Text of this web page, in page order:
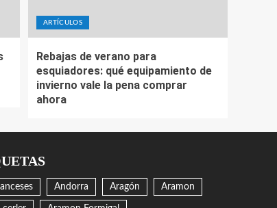
ARTÍCULOS
Rebajas de verano para
esquiadores: qué equipamiento de
invierno vale la pena comprar
ahora
Andorra Aragón Aramon